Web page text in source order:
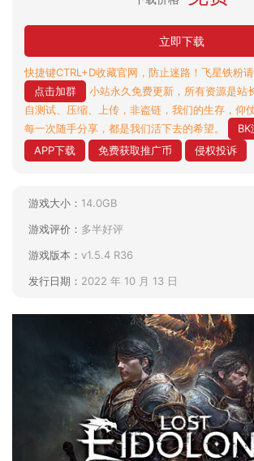
立即下载
快捷键CTRL+D收藏官网，防止迷路！飞星铁粉
点击加群
小站永久免费更新，所有资源是站
自测试、压缩、上传，非盗链，我们的生存，仰
每一次随手分享，都是我们活下去的希望。
BK
APP下载
免费获取推广币 侵权投诉
游戏大小： 14.0GB
游戏评价： 多半好评
游戏版本： v1.5.4 R36
发行日期： 2022 年 10 月 13 日